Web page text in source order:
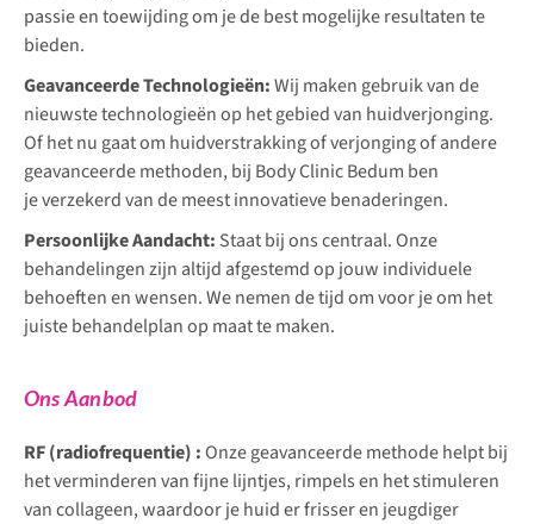
passie en toewijding om je de best mogelijke resultaten te
bieden.
Geavanceerde Technologieën:Wij maken gebruik van de
nieuwste technologieën op het gebied van huidverjonging.
Of het nu gaat om huidverstrakking of verjonging of andere
geavanceerde methoden, bij Body Clinic Bedum ben
je verzekerd van de meest innovatieve benaderingen.
Persoonlijke Aandacht: Staat bij ons centraal. Onze
behandelingen zijn altijd afgestemd op jouw individuele
behoeften en wensen. We nemen de tijd om voor je om het
juiste behandelplan op maat te maken.
Ons Aanbod
RF (radiofrequentie) :Onze geavanceerde methode helpt bij
het verminderen van fijne lijntjes, rimpels en het stimuleren
van collageen, waardoor je huid er frisser en jeugdiger